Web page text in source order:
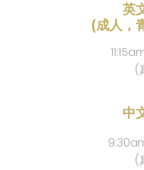
英
(成人，
(
中
(